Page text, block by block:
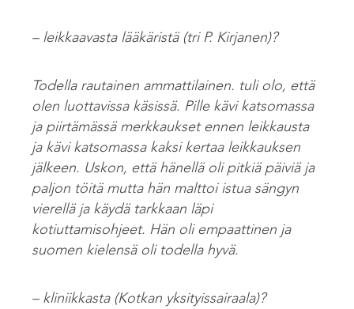
– leikkaavasta lääkäristä (tri P. Kirjanen)?
Todella rautainen ammattilainen. tuli olo, että
olen luottavissa käsissä. Pille kävi katsomassa
ja piirtämässä merkkaukset ennen leikkausta
ja kävi katsomassa kaksi kertaa leikkauksen
jälkeen. Uskon, että hänellä oli pitkiä päiviä ja
paljon töitä mutta hän malttoi istua sängyn
vierellä ja käydä tarkkaan läpi
kotiuttamisohjeet. Hän oli empaattinen ja
suomen kielensä oli todella hyvä.
– kliniikkasta (Kotkan yksityissairaala)?